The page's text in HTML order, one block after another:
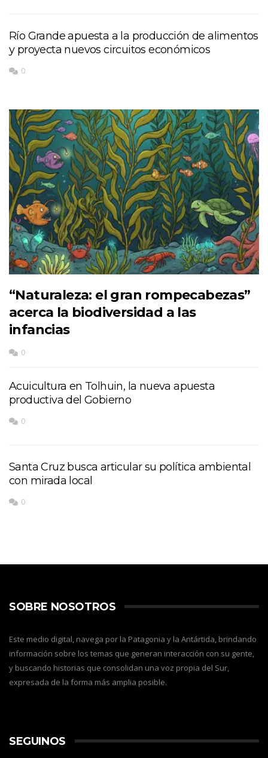
Río Grande apuesta a la producción de alimentos
y proyecta nuevos circuitos económicos
0
“Naturaleza: el gran rompecabezas”
acerca la biodiversidad a las
infancias
0
Acuicultura en Tolhuin, la nueva apuesta
productiva del Gobierno
0
Santa Cruz busca articular su política ambiental
con mirada local
0
SOBRE NOSOTROS
Este medio digital, navega por la Patagonia y la Antártida, brindando
información sobre los temas que generan interacción con su gente,
y buscando historias que consolidan una voz propia del Sur,
expresada de la forma más amplia posible.
SEGUINOS